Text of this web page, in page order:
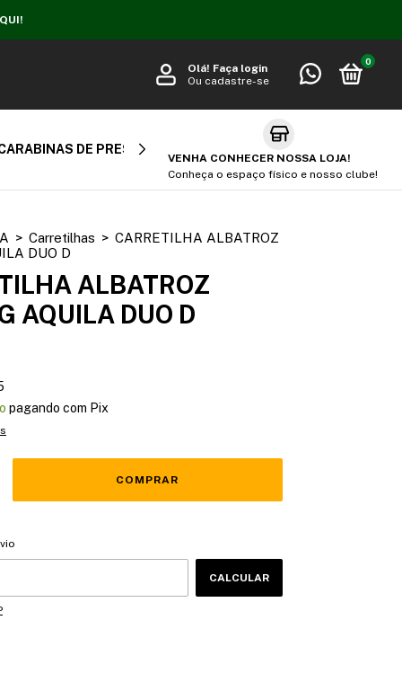
Olá! Faça login
Ou cadastre-se
0
DE PRESSÃO
VENHA CONHECER NOSSA LOJA!
Conheça o espaço físico e nosso clube!
> Carretilhas > CARRETILHA ALBATROZ
DUO D
ALBATROZ
AQUILA DUO D
pagando com Pix
CALCULAR